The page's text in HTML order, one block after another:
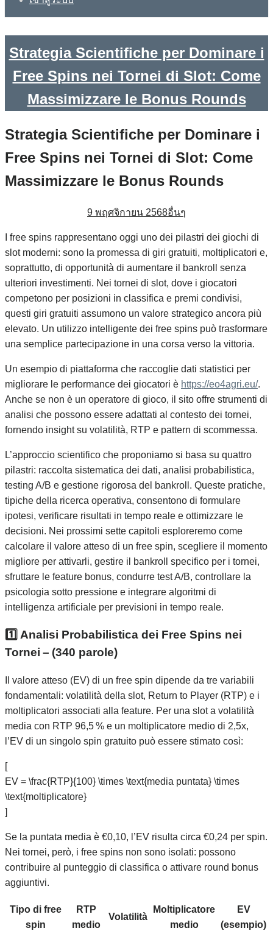
Strategia Scientifiche per Dominare i
Free Spins nei Tornei di Slot: Come
Massimizzare le Bonus Rounds
Strategia Scientifiche per Dominare i
Free Spins nei Tornei di Slot: Come
Massimizzare le Bonus Rounds
9 พฤศจิกายน 2568อื่นๆ
I free spins rappresentano oggi uno dei pilastri dei giochi di
slot moderni: sono la promessa di giri gratuiti, moltiplicatori e,
soprattutto, di opportunità di aumentare il bankroll senza
ulteriori investimenti. Nei tornei di slot, dove i giocatori
competono per posizioni in classifica e premi condivisi,
questi giri gratuiti assumono un valore strategico ancora più
elevato. Un utilizzo intelligente dei free spins può trasformare
una semplice partecipazione in una corsa verso la vittoria.
Un esempio di piattaforma che raccoglie dati statistici per
migliorare le performance dei giocatori è https://eo4agri.eu/.
Anche se non è un operatore di gioco, il sito offre strumenti di
analisi che possono essere adattati al contesto dei tornei,
fornendo insight su volatilità, RTP e pattern di scommessa.
L’approccio scientifico che proponiamo si basa su quattro
pilastri: raccolta sistematica dei dati, analisi probabilistica,
testing A/B e gestione rigorosa del bankroll. Queste pratiche,
tipiche della ricerca operativa, consentono di formulare
ipotesi, verificare risultati in tempo reale e ottimizzare le
decisioni. Nei prossimi sette capitoli esploreremo come
calcolare il valore atteso di un free spin, scegliere il momento
migliore per attivarli, gestire il bankroll specifico per i tornei,
sfruttare le feature bonus, condurre test A/B, controllare la
psicologia sotto pressione e integrare algoritmi di
intelligenza artificiale per previsioni in tempo reale.
1️⃣ Analisi Probabilistica dei Free Spins nei
Tornei – (340 parole)
Il valore atteso (EV) di un free spin dipende da tre variabili
fondamentali: volatilità della slot, Return to Player (RTP) e i
moltiplicatori associati alla feature. Per una slot a volatilità
media con RTP 96,5 % e un moltiplicatore medio di 2,5x,
l’EV di un singolo spin gratuito può essere stimato così:
[
EV = \frac{RTP}{100} \times \text{media puntata} \times
\text{moltiplicatore}
]
Se la puntata media è €0,10, l’EV risulta circa €0,24 per spin.
Nei tornei, però, i free spins non sono isolati: possono
contribuire al punteggio di classifica o attivare round bonus
aggiuntivi.
Tipo di free
spin
RTP
medio
Volatilità
Moltiplicatore
medio
EV
(esempio)